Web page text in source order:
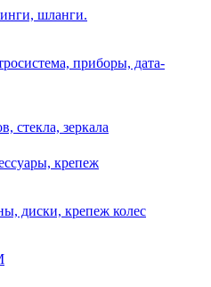
шланги.
приборы, дата-
стекла, зеркала
крепеж
диски, крепеж колес